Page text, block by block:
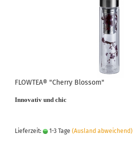
FLOWTEA® "Cherry Blossom"
Innovativ und chic
Lieferzeit: 1-3 Tage (Ausland abweichend)